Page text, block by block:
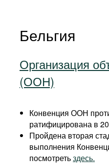
Бельгия
Организация
(ООН)
Конвенция ООН
ратифицирована в
Пройдена вторая
выполнения
посмотретьздесь.